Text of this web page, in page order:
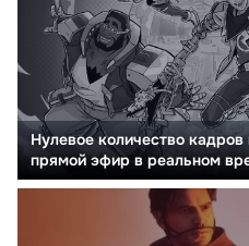
Нулевое количество
прямой эфир в реальном